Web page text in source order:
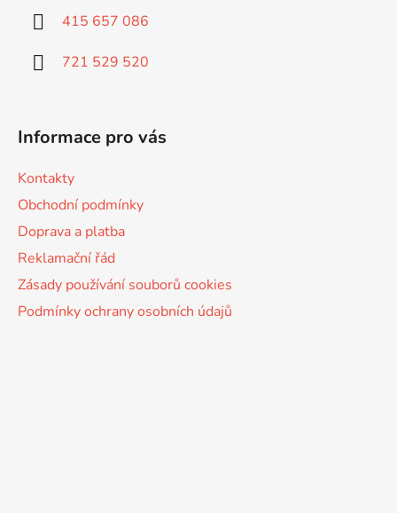
415 657 086
721 529 520
Informace pro vás
Kontakty
Obchodní podmínky
Doprava a platba
Reklamační řád
Zásady používání souborů cookies
Podmínky ochrany osobních údajů